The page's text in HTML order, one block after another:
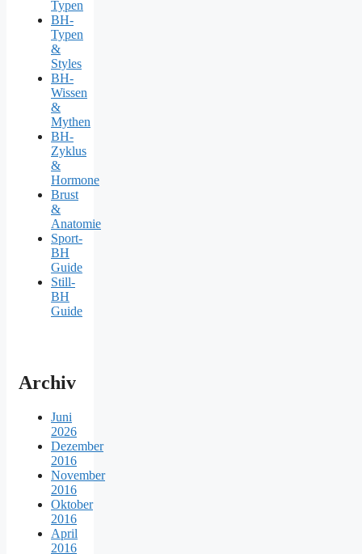
Typen
BH-
Typen
&
Styles
BH-
Wissen
&
Mythen
BH-
Zyklus
&
Hormone
Brust
&
Anatomie
Sport-
BH
Guide
Still-
BH
Guide
Archiv
Juni
2026
Dezember
2016
November
2016
Oktober
2016
April
2016